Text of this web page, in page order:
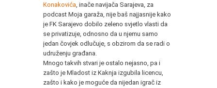
Konakovića, inače navijača Sarajeva, za
podcast Moja garaža, nije baš najjasnije kako
je FK Sarajevo dobilo zeleno svjetlo vlasti da
se privatizuje, odnosno da u njemu samo
jedan čovjek odlučuje, s obzirom da se radi o
udruženju građana.
Mnogo takvih stvari je ostalo nejasno, pa i
zašto je Mladost iz Kaknja izgubila licencu,
zašto i kako je moguće da nijedan igrač iz